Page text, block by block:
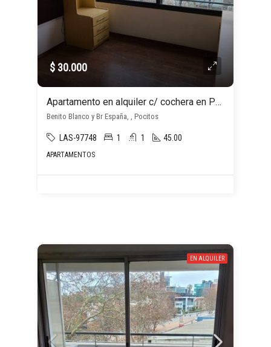
$ 30.000
Apartamento en alquiler c/ cochera en Pocitos
Benito Blanco y Br España, , Pocitos
LAS-97748 1 1 45.00
APARTAMENTOS
EN ALQUILER